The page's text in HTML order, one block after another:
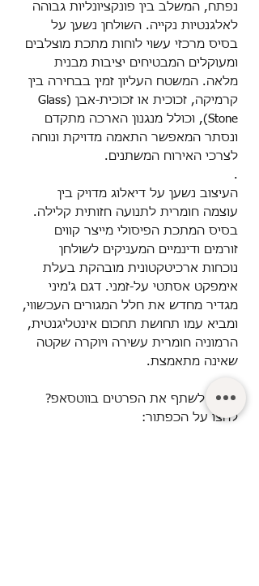
נפתח, המשלב בין פונקציונליות גבוהה
לאלגנטיות נקייה. השולחן נשען על
בסיס מרכזי עשוי לוחות מתכת מוצלבים
ומעוקלים המבטיחים יציבות מבנית
מלאה. המשטח העליון זמין בבחירה בין
קרמיקה, זכוכית או זכוכית-אבן (Glass
Stone), וכולל מנגנון הארכה מתקדם
ונסתר המאפשר התאמה מדויקת ונוחה
לצרכי האירוח המשתנים.
.
העיצוב נשען על דיאלוג מדויק בין
עוצמה חומרית לתנועה חזותית קלילה.
בסיס המתכת הפיסולי מייצר קווים
זורמים ודינמיים המעניקים לשולחן
נוכחות ארכיטקטונית מובהקת בעלת
אימפקט אסתטי על-זמני. דגם ג'מיני
מגדיר מחדש את חלל המגורים העכשווי,
ומביא עמו תחושת תחכום אינטליגנטית,
הרמוניה חומרית עשירה ויוקרה שקטה
שאינה מתאמצת.
רוצים לשתף את הפרטים בווטסאפ?
לחצו על הכפתור: